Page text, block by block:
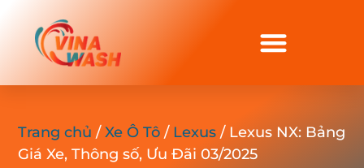
Trang chủ /Xe Ô Tô / Lexus / Lexus NX: Bảng
Giá Xe, Thông số, Ưu Đãi 03/2025